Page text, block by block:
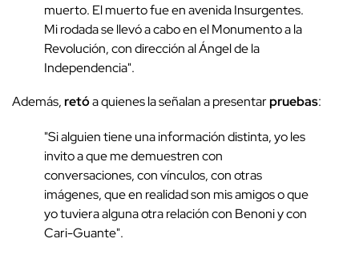
muerto. El muerto fue en avenida Insurgentes.
Mi rodada se llevó a cabo en el Monumento a la
Revolución, con dirección al Ángel de la
Independencia".
Además,retóa quienes la señalan a presentarpruebas:
"Si alguien tiene una información distinta, yo les
invito a que me demuestren con
conversaciones, con vínculos, con otras
imágenes, que en realidad son mis amigos o que
yo tuviera alguna otra relación con Benoni y con
Cari-Guante".